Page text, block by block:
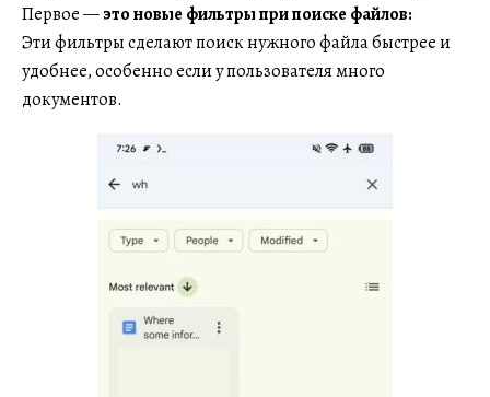
Первое —это новые фильтры при поиске файлов:
Эти фильтры сделают поиск нужного файла быстрее и
удобнее, особенно если у пользователя много
документов.